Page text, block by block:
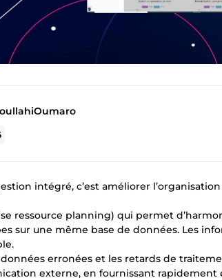
intégré, c’est améliorer
ressource planning) qui permet
sur une même base de données. Les
données erronées et les retards de
externe, en fournissant